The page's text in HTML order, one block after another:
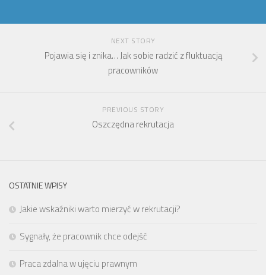
NEXT STORY
Pojawia się i znika… Jak sobie radzić z fluktuacją
pracowników
PREVIOUS STORY
Oszczędna rekrutacja
OSTATNIE WPISY
Jakie wskaźniki warto mierzyć w rekrutacji?
Sygnały, że pracownik chce odejść
Praca zdalna w ujęciu prawnym